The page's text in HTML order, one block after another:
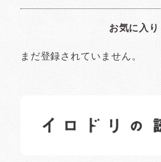
お気に入り
まだ登録されていません。
日常の様子など随時更新中です。